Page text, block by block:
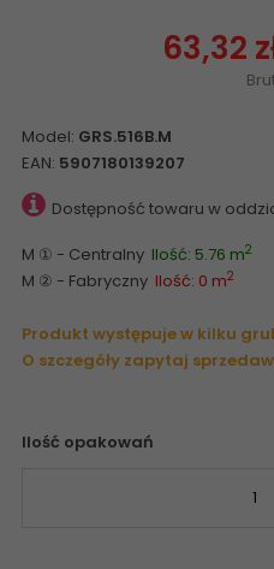
63,32
Model: GRS.516B.M
EAN: 5907180139207
Dostępność towaru w
M ① - Centralny Ilość: 5.76 m2
M ② - Fabryczny Ilość: 0 m2
Produkt występuje w kilku
O szczegóły zapytaj
Ilość opakowań